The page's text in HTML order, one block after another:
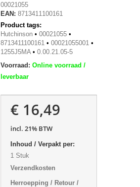
00021055
EAN: 8713411100161
Product tags:
Hutchinson• 00021055•
8713411100161 • 00021055001 •
1255J5MA• 0.00.21.05-5
Voorraad: Online voorraad /
leverbaar
€ 16,49
incl. 21% BTW
Inhoud / Verpakt per:
1 Stuk
Verzendkosten
Herroepping / Retour /